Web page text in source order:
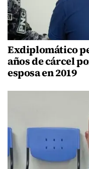
Exdiplomático
años de cárcel
esposa en 2019